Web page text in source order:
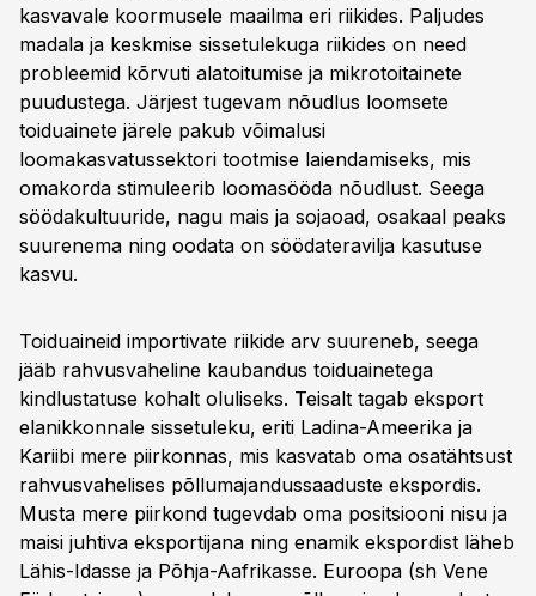
kasvavale koormusele maailma eri riikides. Paljudes
madala ja keskmise sissetulekuga riikides on need
probleemid kõrvuti alatoitumise ja mikrotoitainete
puudustega. Järjest tugevam nõudlus loomsete
toiduainete järele pakub võimalusi
loomakasvatussektori tootmise laiendamiseks, mis
omakorda stimuleerib loomasööda nõudlust. Seega
söödakultuuride, nagu mais ja sojaoad, osakaal peaks
suurenema ning oodata on söödateravilja kasutuse
kasvu.
Toiduaineid importivate riikide arv suureneb, seega
jääb rahvusvaheline kaubandus toiduainetega
kindlustatuse kohalt oluliseks. Teisalt tagab eksport
elanikkonnale sissetuleku, eriti Ladina-Ameerika ja
Kariibi mere piirkonnas, mis kasvatab oma osatähtsust
rahvusvahelises põllumajandussaaduste ekspordis.
Musta mere piirkond tugevdab oma positsiooni nisu ja
maisi juhtiva eksportijana ning enamik ekspordist läheb
Lähis-Idasse ja Põhja-Aafrikasse. Euroopa (sh Vene